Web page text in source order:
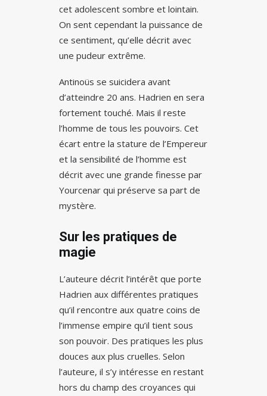
cet adolescent sombre et lointain.
On sent cependant la puissance de
ce sentiment, qu’elle décrit avec
une pudeur extrême.
Antinoüs se suicidera avant
d’atteindre 20 ans. Hadrien en sera
fortement touché. Mais il reste
l’homme de tous les pouvoirs. Cet
écart entre la stature de l’Empereur
et la sensibilité de l’homme est
décrit avec une grande finesse par
Yourcenar qui préserve sa part de
mystère.
Sur les pratiques de
magie
L’auteure décrit l’intérêt que porte
Hadrien aux différentes pratiques
qu’il rencontre aux quatre coins de
l’immense empire qu’il tient sous
son pouvoir. Des pratiques les plus
douces aux plus cruelles. Selon
l’auteure, il s’y intéresse en restant
hors du champ des croyances qui